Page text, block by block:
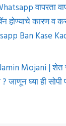
वापरता
होण्याचे कारण
Ban Kase
Mojani | शेत
? जाणून घ्या ही सोपी